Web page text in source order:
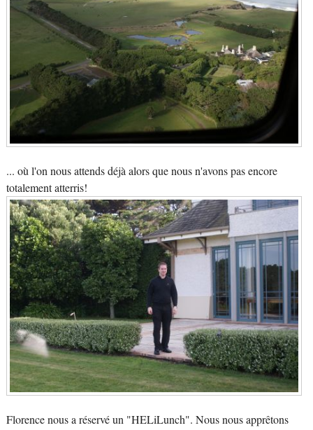
... où l'on nous attends déjà alors que nous n'avons pas encore
totalement atterris!
Florence nous a réservé un "HELiLunch". Nous nous apprêtons